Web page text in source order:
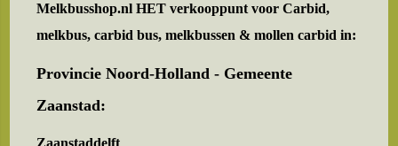
Melkbusshop.nl HET verkooppunt voorCarbid,
melkbus, carbid bus, melkbussen & mollen carbid in:
Provincie Noord-Holland - Gemeente
Zaanstad:
Zaanstaddelft